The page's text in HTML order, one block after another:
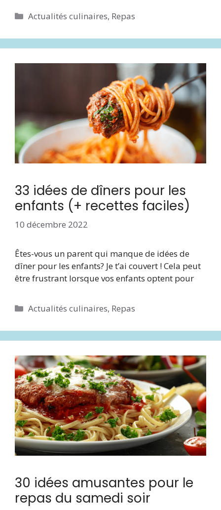
Catégories
Actualités culinaires, Repas
33 idées de dîners pour les
enfants (+ recettes faciles)
10 décembre 2022
Êtes-vous un parent qui manque de idées de
dîner pour les enfants? Je t’ai couvert ! Cela peut
être frustrant lorsque vos enfants optent pour
Catégories
Actualités culinaires, Repas
30 idées amusantes pour le
repas du samedi soir